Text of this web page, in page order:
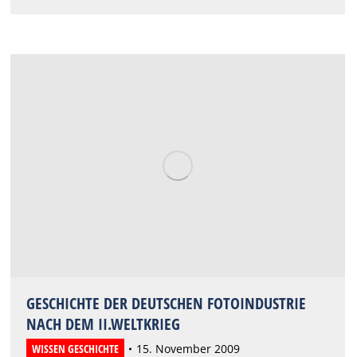
GESCHICHTE DER DEUTSCHEN FOTOINDUSTRIE
NACH DEM II.WELTKRIEG
WISSEN GESCHICHTE 15. November 2009